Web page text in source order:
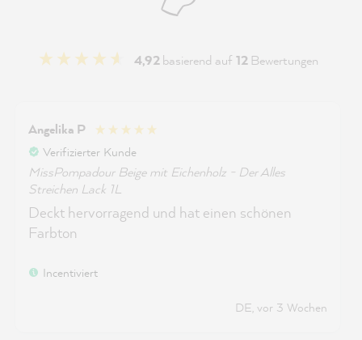
4,92basierend auf 12 Bewertungen
Angelika P
Verifizierter Kunde
MissPompadour Beige mit Eichenholz - Der Alles
Streichen Lack 1L
Deckt hervorragend und hat einen schönen
Farbton
Incentiviert
DE, vor 3 Wochen